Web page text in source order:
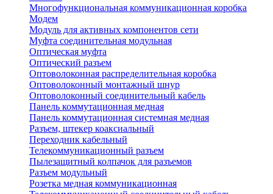
Многофункциональная коммуникационная коробка
Модем
Модуль для активных компонентов сети
Муфта соединительная модульная
Оптическая муфта
Оптический разъем
Оптоволоконная распределительная коробка
Оптоволоконный монтажный шнур
Оптоволоконный соединительный кабель
Панель коммутационная медная
Панель коммутационная системная медная
Разъем, штекер коаксиальный
Переходник кабельный
Телекоммуникационный разъем
Пылезащитный колпачок для разъемов
Разъем модульный
Розетка медная коммуникационная